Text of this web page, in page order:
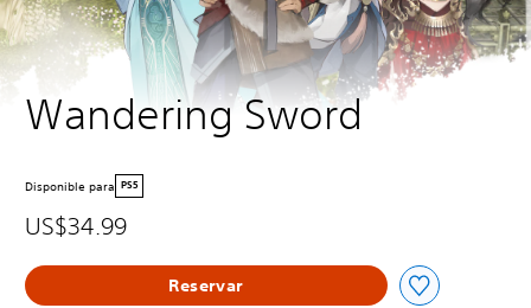
Wandering Sword
Disponible para PS5
US$34.99
Reservar